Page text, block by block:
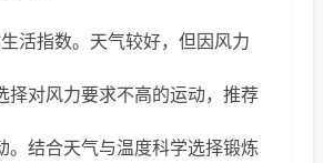
活指数。天气较好，但因风力
择对风力要求不高的运动，推荐
。结合天气与温度科学选择锻炼